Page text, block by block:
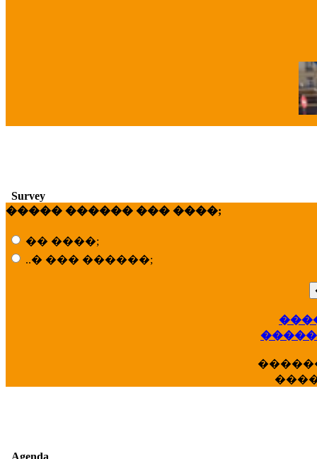
Survey
����� ������ ��� ����;
�� ����;
..� ��� ������;
Agenda